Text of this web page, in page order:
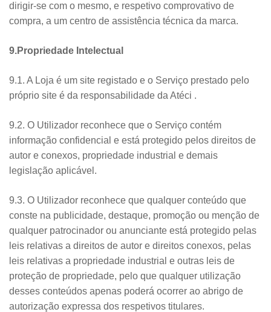
dirigir-se com o mesmo, e respetivo comprovativo de
compra, a um centro de assistência técnica da marca.
9.Propriedade Intelectual
9.1. A Loja é um site registado e o Serviço prestado pelo
próprio site é da responsabilidade da Atéci .
9.2. O Utilizador reconhece que o Serviço contém
informação confidencial e está protegido pelos direitos de
autor e conexos, propriedade industrial e demais
legislação aplicável.
9.3. O Utilizador reconhece que qualquer conteúdo que
conste na publicidade, destaque, promoção ou menção de
qualquer patrocinador ou anunciante está protegido pelas
leis relativas a direitos de autor e direitos conexos, pelas
leis relativas a propriedade industrial e outras leis de
proteção de propriedade, pelo que qualquer utilização
desses conteúdos apenas poderá ocorrer ao abrigo de
autorização expressa dos respetivos titulares.